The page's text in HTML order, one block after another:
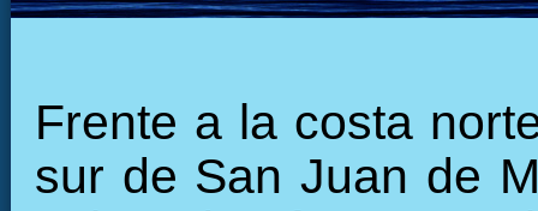
Frente a la costa norte de Perú, al norte de Salaverry y al sur de San Juan de Marcona exceptuando frente a la isla Lobos de Afuera y Mollendo, se presenta una tendencia al enfriamiento de la temperatura en los últimos 10 días; mientras que, una conservación de la